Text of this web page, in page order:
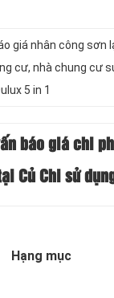
giá nhân công sơn
cư, nhà chung cư
5 in 1
báo giá chi
Củ Chi sử
Hạng mục